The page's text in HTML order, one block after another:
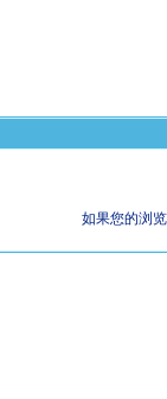
如果您的浏